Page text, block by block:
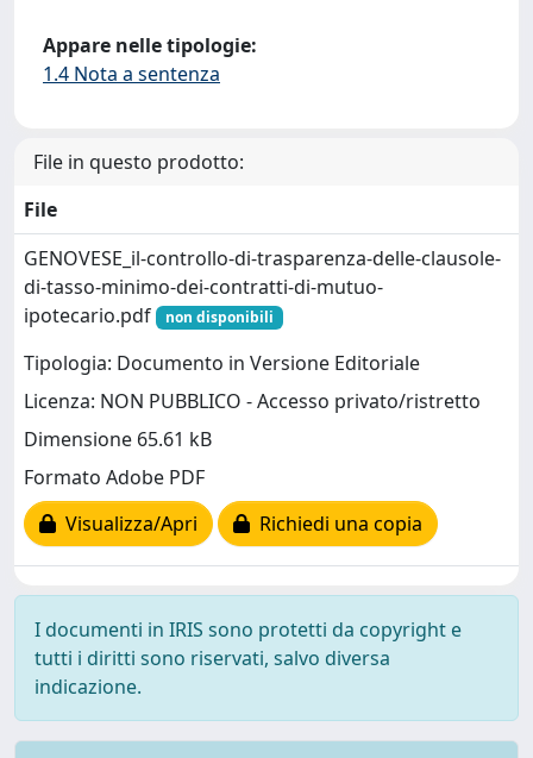
Appare nelle tipologie:
1.4 Nota a sentenza
File in questo prodotto:
File
GENOVESE_il-controllo-di-trasparenza-delle-clausole-
di-tasso-minimo-dei-contratti-di-mutuo-
ipotecario.pdf
non disponibili
Tipologia: Documento in Versione Editoriale
Licenza: NON PUBBLICO - Accesso privato/ristretto
Dimensione 65.61 kB
Formato Adobe PDF
Visualizza/Apri
Richiedi una copia
I documenti in IRIS sono protetti da copyright e
tutti i diritti sono riservati, salvo diversa
indicazione.